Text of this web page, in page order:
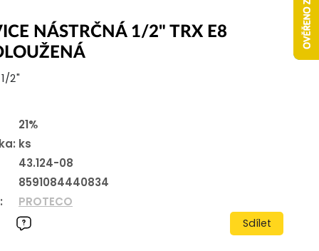
NÁSTRČNÁ 1/2" TRX E8
2"
21%
ks
43.124-08
8591084440834
PROTECO
Sdílet